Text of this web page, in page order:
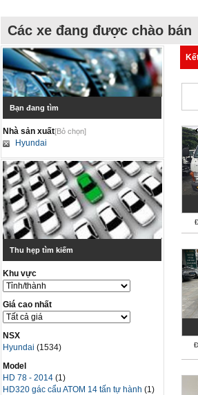
Các xe đang được chào bán
Bạn đang tìm
Nhà sản xuất[Bỏ chọn]
Hyundai
Thu hẹp tìm kiếm
Khu vực
Giá cao nhất
NSX
Hyundai(1534)
Model
HD 78 - 2014(1)
HD320 gác cẩu ATOM 14 tấn tự hành(1)